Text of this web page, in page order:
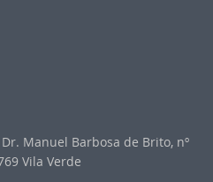
Dr. Manuel Barbosa de Brito, nº
Vila Verde